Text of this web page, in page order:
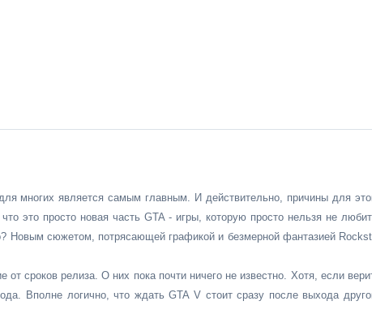
многих является самым главным. И действительно, причины для
это просто новая часть GTA - игры, которую просто нельзя не
Новым сюжетом, потрясающей графикой и безмерной фантазией
сроков релиза. О них пока почти ничего не известно. Хотя, если
Вполне логично, что ждать GTA V стоит сразу после выхода